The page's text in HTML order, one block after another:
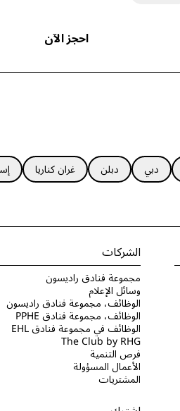
احجز الآن
دبي دبلن غران كناريا
الشركات
مجموعة فنادق راديسون
وسائل الإعلام
الوظائف، مجموعة فنادق راديسون
الوظائف، مجموعة فنادق PPHE
الوظائف في مجموعة فنادق EHL
The Club by RHG
فرص التنمية
الأعمال المسؤولة
المشتريات